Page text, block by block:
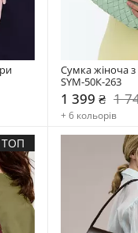
Сумка жіноча
SYM-50К-263
1 399 ₴ 1
+ 6 кольорів
ТОП